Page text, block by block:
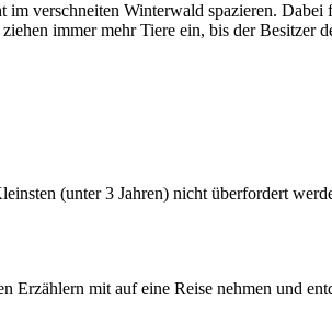
verschneiten Winterwald spazieren. Dabei
immer mehr Tiere ein, bis der Besitzer
(unter 3 Jahren) nicht überfordert
mit auf eine Reise nehmen und